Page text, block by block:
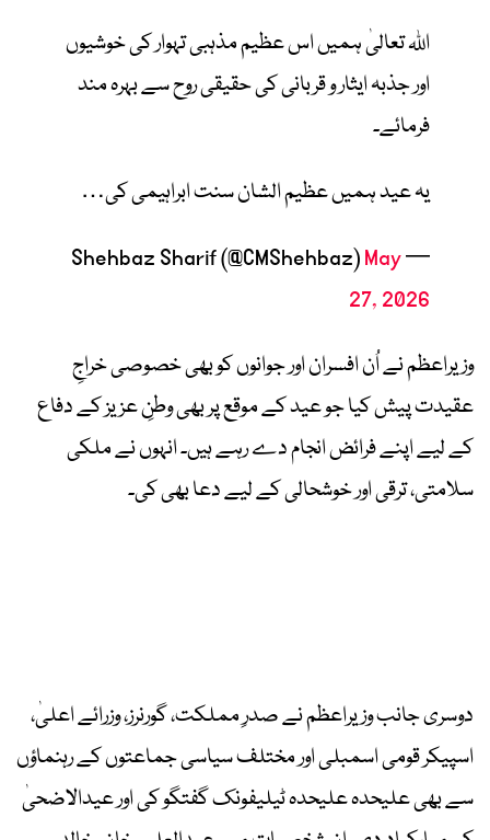
اللہ تعالیٰ ہمیں اس عظیم مذہبی تہوار کی خوشیوں
اور جذبہ ایثار و قربانی کی حقیقی روح سے بہرہ مند
فرمائے۔
یہ عید ہمیں عظیم الشان سنت ابراہیمی کی…
— Shehbaz Sharif (@CMShehbaz)
May
27, 2026
وزیراعظم نے اُن افسران اور جوانوں کو بھی خصوصی خراجِ
عقیدت پیش کیا جو عید کے موقع پر بھی وطنِ عزیز کے دفاع
کے لیے اپنے فرائض انجام دے رہے ہیں۔ انہوں نے ملکی
سلامتی، ترقی اور خوشحالی کے لیے دعا بھی کی۔
دوسری جانب وزیراعظم نے صدرِ مملکت، گورنرز، وزرائے اعلیٰ،
اسپیکر قومی اسمبلی اور مختلف سیاسی جماعتوں کے رہنماؤں
سے بھی علیحدہ علیحدہ ٹیلیفونک گفتگو کی اور عیدالاضحیٰ